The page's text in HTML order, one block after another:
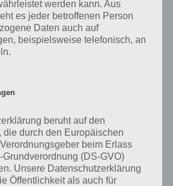
ihren Namen hat. Entsprechend ist 94
Spiel. Bereits über 10 Millionen mal
heruntergeladen und gehört mit zu den
in diesem Genre im Google Play Store
Teilen auf Facebook
werden kann. Aus
es jeder betroffenen Person
Daten auch auf
beispielsweise telefonisch, an
beruht auf den
die durch den Europäischen
beim Erlass
(DS-GVO)
Unsere Datenschutzerklärung
Öffentlichkeit als auch für